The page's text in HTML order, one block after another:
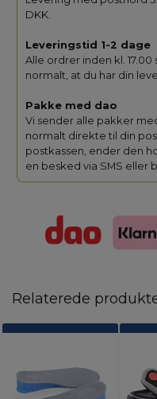
DKK.
Leveringstid 1-2 dage
Alle ordrer inden kl.
normalt, at du har din
Pakke med dao
Vi sender alle pakker
normalt direkte til din
postkassen, ender den
en besked via SMS eller
Relaterede